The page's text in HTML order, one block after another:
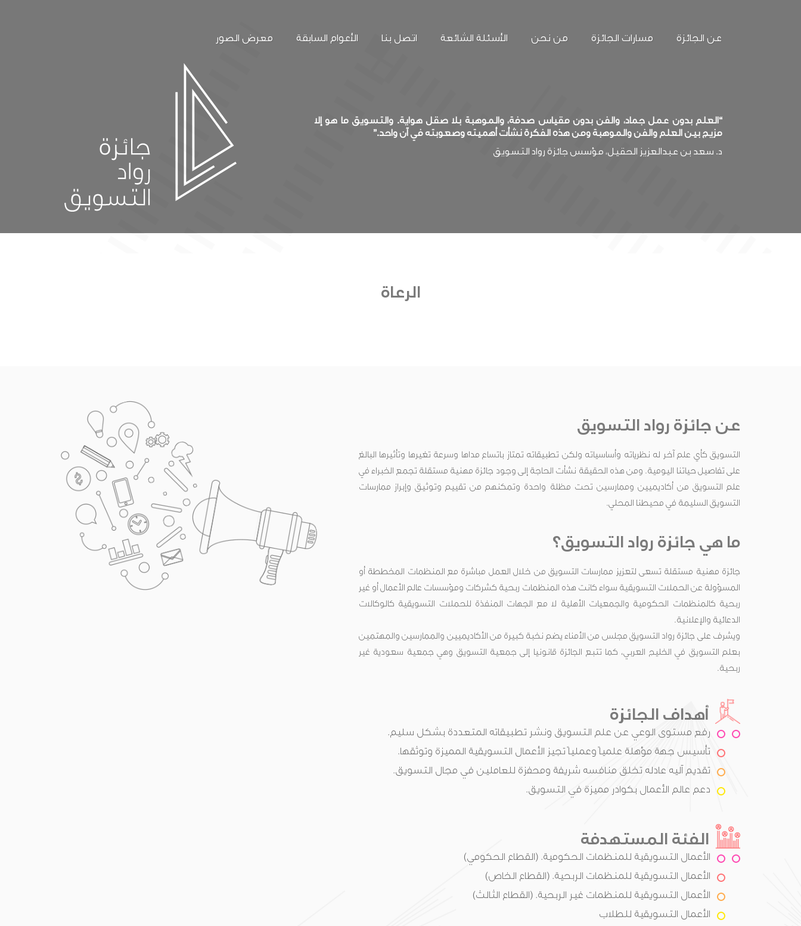
عن الجائزة مسارات الجائزة من نحن الأسئلة الشائعة اتصل بنا الأعوام السابقة معرض الصور
“العلم بدون عمل جماد، والفن بدون مقياس صدفة، والموهبة بلا صقل هواية. والتسويق ما هو إلا
مزيج بين العلم والفن والموهبة ومن هذه الفكرة نشأت أهميته وصعوبته في آن واحد.”
د. سعد بن عبدالعزيز الحقيل، مؤسس جائزة رواد التسويق
الرعاة
عن جائزة رواد التسويق
التسويق كأي علم آخر له نظرياته وأساسياته ولكن تطبيقاته تمتاز باتساع مداها وسرعة تغيرها وتأثيرها البالغ
على تفاصيل حياتنا اليومية. ومن هذه الحقيقة نشأت الحاجة إلى وجود جائزة مهنية مستقلة تجمع الخبراء في
علم التسويق من أكاديميين وممارسين تحت مظلة واحدة وتمكنهم من تقييم وتوثيق وإبراز ممارسات
التسويق السليمة في محيطنا المحلي.
ما هي جائزة رواد التسويق؟
جائزة مهنية مستقلة تسعى لتعزيز ممارسات التسويق من خلال العمل مباشرة مع المنظمات المخططة أو
المسؤولة عن الحملات التسويقية سواء كانت هذه المنظمات ربحية كشركات ومؤسسات عالم الأعمال أو غير
ربحية كالمنظمات الحكومية والجمعيات الأهلية لا مع الجهات المنفذة للحملات التسويقية كالوكالات
الدعائية والإعلانية.
ويشرف على جائزة رواد التسويق مجلس من الأمناء يضم نخبة كبيرة من الأكاديميين والممارسين والمهتمين
بعلم التسويق في الخليج العربي، كما تتبع الجائزة قانونيا إلى جمعية التسويق وهي جمعية سعودية غير
ربحية.
أهداف الجائزة
رفع مستوى الوعي عن علم التسويق ونشر تطبيقاته المتعددة بشكل سليم.
تأسيس جهة مؤهلة علمياً وعملياً تجيز الأعمال التسويقية المميزة وتوثقها.
تقديم آليه عادله تخلق منافسه شريفة ومحفزة للعاملين في مجال التسويق.
دعم عالم الأعمال بكوادر مميزة في التسويق.
الفئة المستهدفة
الأعمال التسويقية للمنظمات الحكومية. (القطاع الحكومي)
الأعمال التسويقية للمنظمات الربحية. (القطاع الخاص)
الأعمال التسويقية للمنظمات غير الربحية. (القطاع الثالث)
الأعمال التسويقية للطلاب